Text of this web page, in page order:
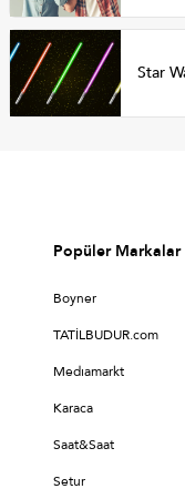
Star
Popüler Markalar
Boyner
TATİLBUDUR.com
Medıamarkt
Karaca
Saat&Saat
Setur